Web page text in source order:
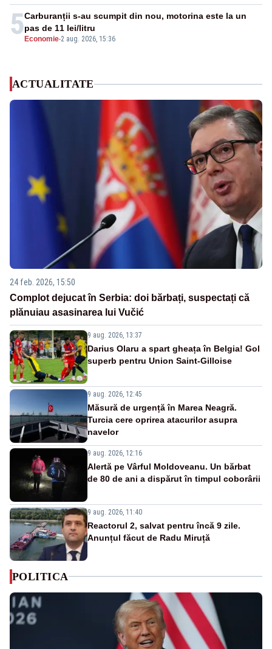
5 Economie-2 aug. 2026, 15:36
Carburanții s-au scumpit din nou, motorina este la un
pas de 11 lei/litru
ACTUALITATE
24 feb. 2026, 15:50
Complot dejucat în Serbia: doi bărbați, suspectați că
plănuiau asasinarea lui Vučić
9 aug. 2026, 13:37
Darius Olaru a spart gheața în Belgia! Gol
superb pentru Union Saint-Gilloise
9 aug. 2026, 12:45
Măsură de urgență în Marea Neagră.
Turcia cere oprirea atacurilor asupra
navelor
9 aug. 2026, 12:16
Alertă pe Vârful Moldoveanu. Un bărbat
de 80 de ani a dispărut în timpul coborârii
9 aug. 2026, 11:40
Reactorul 2, salvat pentru încă 9 zile.
Anunțul făcut de Radu Miruță
POLITICA